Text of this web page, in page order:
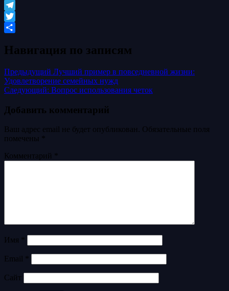
VK
Telegram
Twitter
Навигация по записям
Предыдущий Лучший пример в повседневной жизни:
Удовлетворение семейных нужд
Следующий: Вопрос использования четок
Добавить комментарий
Ваш адрес email не будет опубликован.
Обязательные поля
помечены
Комментарий
Имя
Email
Сайт